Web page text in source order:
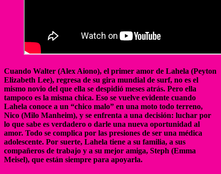
Cuando Walter (Alex Aiono), el primer amor de Lahela (Peyton
Elizabeth Lee), regresa de su gira mundial de surf, no es el
mismo novio del que ella se despidió meses atrás. Pero ella
tampoco es la misma chica. Eso se vuelve evidente cuando
Lahela conoce a un “chico malo” en una moto todo terreno,
Nico (Milo Manheim), y se enfrenta a una decisión: luchar por
lo que sabe es verdadero o darle una nueva oportunidad al
amor. Todo se complica por las presiones de ser una médica
adolescente. Por suerte, Lahela tiene a su familia, a sus
compañeros de trabajo y a su mejor amiga, Steph (Emma
Meisel), que están siempre para apoyarla.